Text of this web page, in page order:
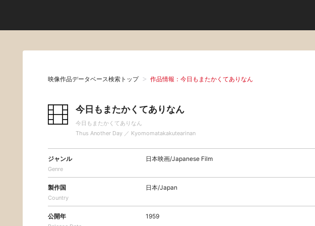
映像作品データベース検索トップ 作品情報：今日もまたかくてありなん
今日もまたかくてありなん
今日もまたかくてありなん
Thus Another Day ／ Kyomomatakakutearinan
ジャンル
Genre
日本映画/Japanese Film
製作国
Country
日本/Japan
公開年 1959